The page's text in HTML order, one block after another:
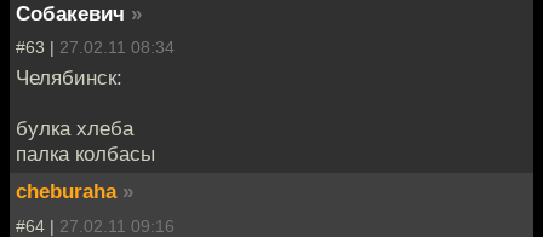
Собакевич »
#63 | 27.02.11 08:34
Челябинск:
булка хлеба
палка колбасы
cheburaha »
#64 | 27.02.11 09:16